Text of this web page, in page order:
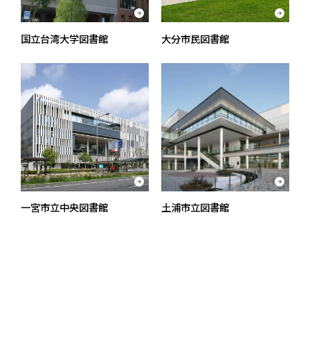
国立台湾大学図書館 大分市民図書館
一宮市立中央図書館 土浦市立図書館